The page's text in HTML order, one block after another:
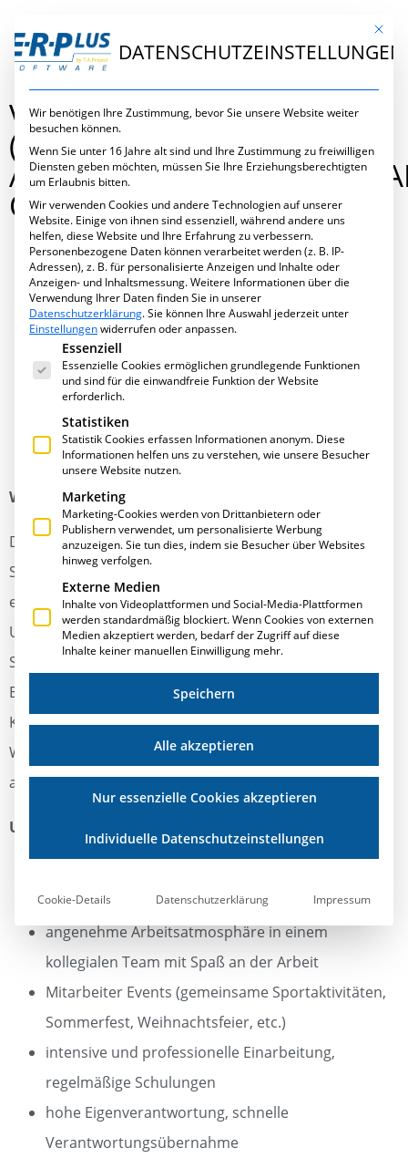
VERTRIEBSMITARBEITER
(M/W/D) IM
AUSSENDIENST/
ST
Mai 26, 2026 , Jobangebote
WIR ÜBER UNS
Die T.A.Project GmbH erstellt und vertreibt eine ERP
Software für die Auftragsfertigung. Wir sind ein
erfolgreiches, innovatives und zielstrebiges
Unternehmen mit weltweit mehr als 3000 vermieteten
Softwarelizenzen. Unsere Kernkompetenz liegt im
Bereich Metallbau und Stahlbau. Wir bieten unseren
Kunden neben dem üblichen Softwaresupport auch
Workshops und unternehmensberaterische Tätigkeiten
an.
UNSER ANGEBOT
sicheren Arbeitsverhältnis
angenehme Arbeitsatmosphäre in einem
kollegialen Team mit Spaß an der Arbeit
Mitarbeiter Events (gemeinsame Sportaktivitäten,
Sommerfest, Weihnachtsfeier, etc.)
intensive und professionelle Einarbeitung,
regelmäßige Schulungen
hohe Eigenverantwortung, schnelle
Verantwortungsübernahme
Mit
DATENSCHUTZEINSTELLUNGEN
Wir benötigen Ihre Zustimmung, bevor Sie unsere Website weiter
besuchen können.
Wenn Sie unter 16 Jahre alt sind und Ihre Zustimmung zu freiwilligen
Diensten geben möchten, müssen Sie Ihre Erziehungsberechtigten
um Erlaubnis bitten.
Wir verwenden Cookies und andere Technologien auf unserer
Website. Einige von ihnen sind essenziell, während andere uns
helfen, diese Website und Ihre Erfahrung zu verbessern.
Personenbezogene Daten können verarbeitet werden (z. B. IP-
Adressen), z. B. für personalisierte Anzeigen und Inhalte oder
Anzeigen- und Inhaltsmessung.Weitere Informationen über die
Verwendung Ihrer Daten finden Sie in unserer
Datenschutzerklärung.Sie können Ihre Auswahl jederzeit unter
Einstellungenwiderrufen oder anpassen.
Es folgt eine Liste der Service-Gruppen, für die eine
Essenziell
Essenzielle Cookies ermöglichen grundlegende Funktionen
und sind für die einwandfreie Funktion der Website
erforderlich.
Statistiken
Statistik Cookies erfassen Informationen anonym. Diese
Informationen helfen uns zu verstehen, wie unsere Besucher
unsere Website nutzen.
Marketing
Marketing-Cookies werden von Drittanbietern oder
Publishern verwendet, um personalisierte Werbung
anzuzeigen. Sie tun dies, indem sie Besucher über Websites
hinweg verfolgen.
Externe Medien
Inhalte von Videoplattformen und Social-Media-Plattformen
werden standardmäßig blockiert. Wenn Cookies von externen
Medien akzeptiert werden, bedarf der Zugriff auf diese
Inhalte keiner manuellen Einwilligung mehr.
Speichern
Alle akzeptieren
Nur essenzielle Cookies akzeptieren
Individuelle Datenschutzeinstellungen
Cookie-Details Datenschutzerklärung Impressum